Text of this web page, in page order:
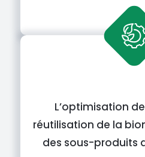
L’optimisation
réutilisation de la
des sous-produits